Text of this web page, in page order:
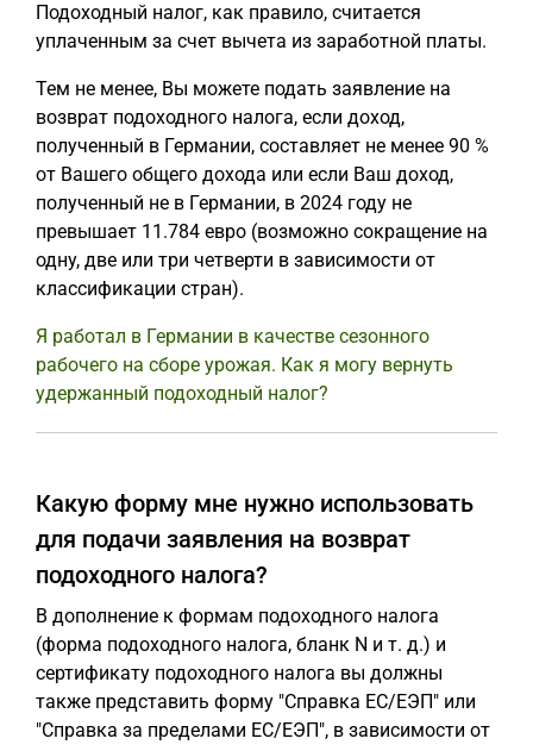
Подоходный налог, как правило, считается
уплаченным за счет вычета из заработной платы.
Тем не менее, Вы можете подать заявление на
возврат подоходного налога, если доход,
полученный в Германии, составляет не менее 90 %
от Вашего общего дохода или если Ваш доход,
полученный не в Германии, в 2024 году не
превышает 11.784 евро (возможно сокращение на
одну, две или три четверти в зависимости от
классификации стран).
Я работал в Германии в качестве сезонного
рабочего на сборе урожая. Как я могу вернуть
удержанный подоходный налог?
Какую форму мне нужно использовать
для подачи заявления на возврат
подоходного налога?
В дополнение к формам подоходного налога
(форма подоходного налога, бланк N и т. д.) и
сертификату подоходного налога вы должны
также представить форму "Справка ЕС/ЕЭП" или
"Справка за пределами ЕС/ЕЭП", в зависимости от